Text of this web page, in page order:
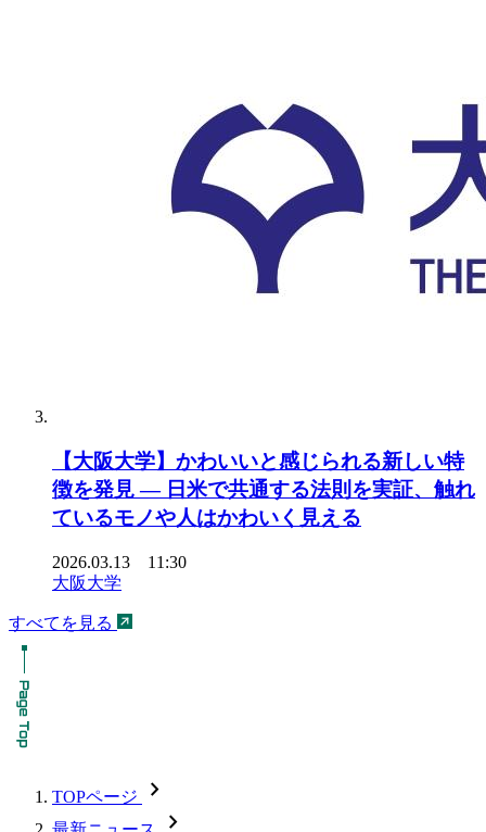
【大阪大学】かわいいと感じられる新しい特
徴を発見 ― 日米で共通する法則を実証、触れ
ているモノや人はかわいく見える
2026.03.13 11:30
大阪大学
すべてを見る
TOPページ chevron_forward
chevron_forward